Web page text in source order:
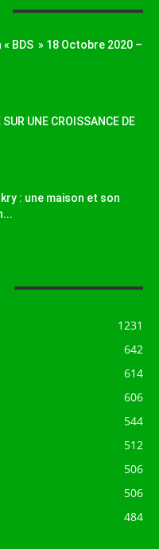
« BDS » 18 Octobre 2020 –
UNE CROISSANCE DE
: une maison et son
1231
642
614
606
544
512
506
506
484